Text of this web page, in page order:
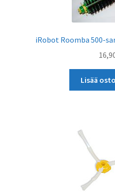
iRobot Roomba 500-
Lisää